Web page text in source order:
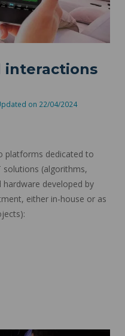
interactions
on 22/04/2024
platforms dedicated to
(algorithms,
developed by
either in-house or as